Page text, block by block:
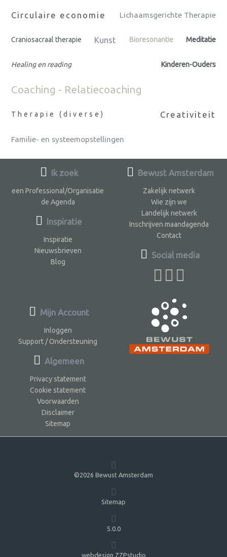
Circulaire economie Lichaamsgerichte Therapie
Craniosacraal therapie Kunst Bioresonantie Meditatie
Healing en reading Kinderen-Ouders
Coaching - Relatiecoaching
Therapie (diverse) Creativiteit
Familie- en systeemopstellingen
Ik zoek
een Professional/Organisatie
de Agenda
Inspiratie
Inspiratie
Nieuwsbrieven
Blog
Bewust Amsterdam
Zakelijk netwerk
Wie zijn we
Landelijk netwerk
Inschrijven maandagenda
Contact
Social media
Mijn Account
Inloggen
Support / Ondersteuning
Algemeen
Privacy statement
Cookie statement
Voorwaarden
Disclaimer
Sitemap
©2026 Bewust Amsterdam
Sitemap
5.0.0
webdesign ZZPstudio